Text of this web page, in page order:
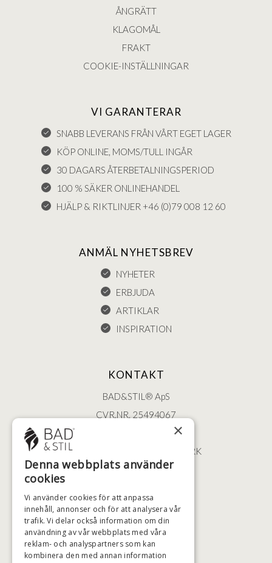
ÅNGRÄTT
KLAGOMÅL
FRAKT
COOKIE-INSTÄLLNINGAR
VI GARANTERAR
SNABB LEVERANS FRÅN VÅRT EGET LAGER
KÖP ONLINE, MOMS/TULL INGÅR
30 DAGARS ÅTERBETALNINGSPERIOD
100 % SÄKER ONLINEHANDEL
HJÄLP & RIKTLINJER +46 (0)79 008 12 60
ANMÄL NYHETSBREV
NYHETER
ERBJUDA
ARTIKLAR
INSPIRATION
KONTAKT
BAD&STIL® ApS
CVR.NR. 25494067
ØSTERBROGADE 202
2100 KØBENHAVN • DANMARK
+46 (0)79 008 12 60
HÖGSTA KREDITVÄRDIGHET
×
Denna webbplats använder
cookies
Vi använder cookies för att anpassa
innehåll, annonser och för att analysera vår
trafik. Vi delar också information om din
användning av vår webbplats med våra
reklam- och analyspartners som kan
kombinera den med annan information